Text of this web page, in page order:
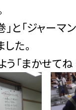
と「ジャーマ
た。
「まかせてね